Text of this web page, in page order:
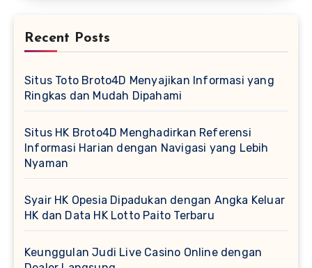
Recent Posts
Situs Toto Broto4D Menyajikan Informasi yang
Ringkas dan Mudah Dipahami
Situs HK Broto4D Menghadirkan Referensi
Informasi Harian dengan Navigasi yang Lebih
Nyaman
Syair HK Opesia Dipadukan dengan Angka Keluar
HK dan Data HK Lotto Paito Terbaru
Keunggulan Judi Live Casino Online dengan